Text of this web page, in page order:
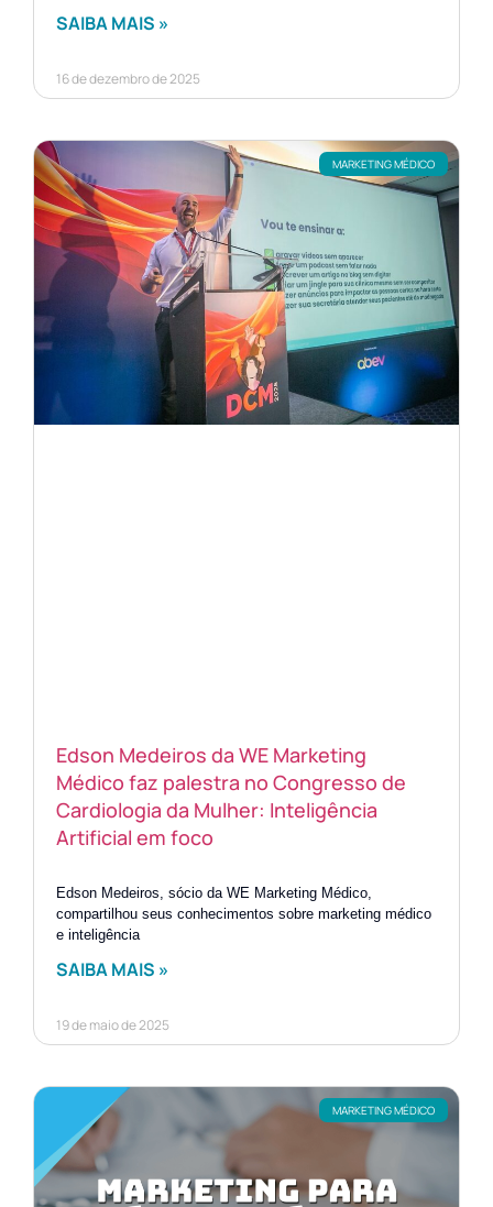
SAIBA MAIS »
16 de dezembro de 2025
MARKETING MÉDICO
Edson Medeiros da WE Marketing
Médico faz palestra no Congresso de
Cardiologia da Mulher: Inteligência
Artificial em foco
Edson Medeiros, sócio da WE Marketing Médico,
compartilhou seus conhecimentos sobre marketing médico
e inteligência
SAIBA MAIS »
19 de maio de 2025
MARKETING MÉDICO